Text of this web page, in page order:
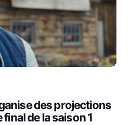
des projections
de la saison 1